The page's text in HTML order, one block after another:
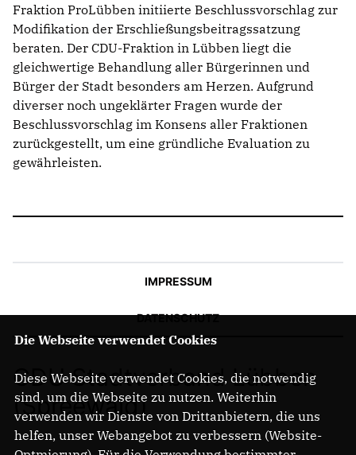
Fraktion ProLübben initiierte Beschlussvorschlag zur
Modifikation der Erschließungsbeitragssatzung
beraten. Der CDU-Fraktion in Lübben liegt die
gleichwertige Behandlung aller Bürgerinnen und
Bürger der Stadt besonders am Herzen. Aufgrund
diverser noch ungeklärter Fragen wurde der
Beschlussvorschlag im Konsens aller Fraktionen
zurückgestellt, um eine gründliche Evaluation zu
gewährleisten.
IMPRESSUM
DATENSCHUTZ
CDU Stadtverband Lübben
(Spreewald)
Die Webseite verwendet Cookies
Diese Webseite verwendet Cookies, die notwendig
sind, um die Webseite zu nutzen. Weiterhin
verwenden wir Dienste von Drittanbietern, die uns
helfen, unser Webangebot zu verbessern (Website-